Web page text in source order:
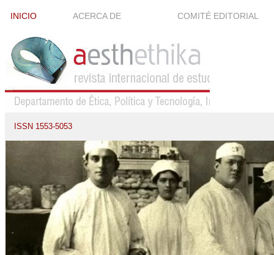
INICIO ACERCA DE COMITÉ EDITORIAL
ISSN 1553-5053